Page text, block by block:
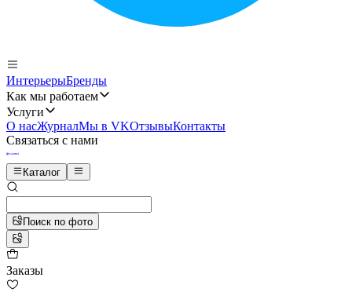
ИнтерьерыБренды
Как мы работаем
Услуги
О насЖурналМы в VKОтзывыКонтакты
Связаться с нами
Каталог
Поиск по фото
Заказы